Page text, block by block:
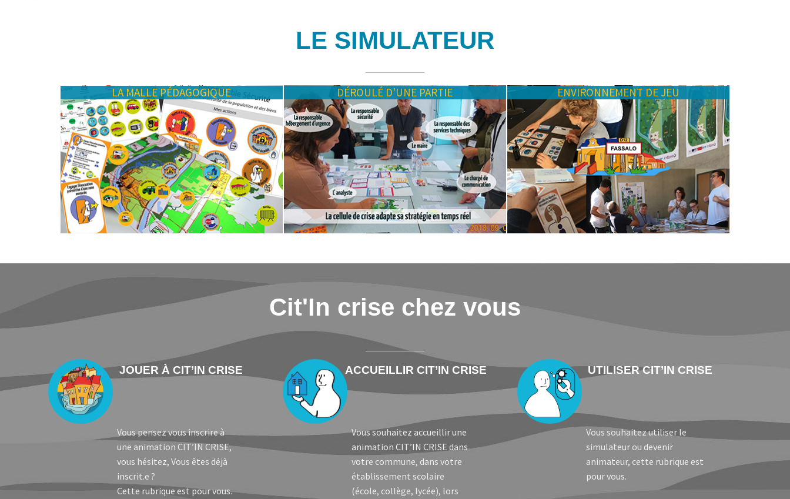
LE SIMULATEUR
LA MALLE PÉDAGOGIQUE DÉROULÉ D’UNE PARTIE ENVIRONNEMENT DE JEU
Cit'In crise chez vous
JOUER À CIT’IN CRISE
Vous pensez vous inscrire à
une animation CIT’IN CRISE,
vous hésitez, Vous êtes déjà
inscrit.e ?
Cette rubrique est pour vous.
ACCUEILLIR CIT’IN CRISE
Vous souhaitez accueillir une
animation CIT’IN CRISE dans
votre commune, dans votre
établissement scolaire
(école, collège, lycée), lors
UTILISER CIT’IN CRISE
Vous souhaitez utiliser le
simulateur ou devenir
animateur, cette rubrique est
pour vous.